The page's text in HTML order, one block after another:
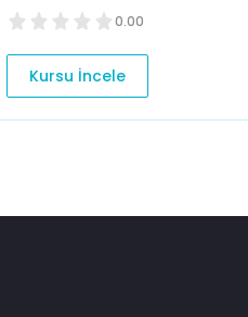
0.00
Kursu İncele